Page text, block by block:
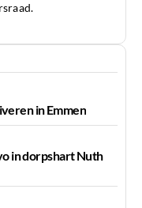
in Emmen
in dorpshart Nuth